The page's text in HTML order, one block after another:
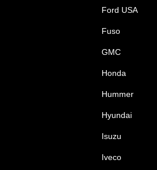
Ford USA
Fuso
GMC
Honda
Hummer
Hyundai
Isuzu
Iveco